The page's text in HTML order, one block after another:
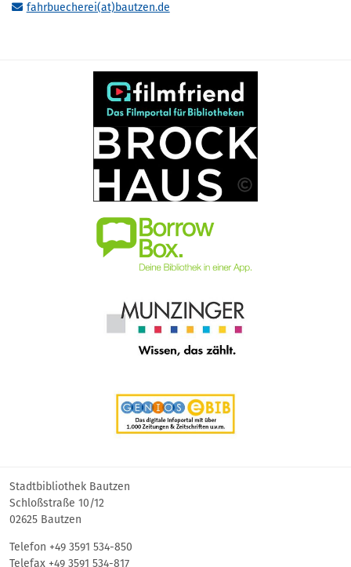
fahrbuecherei(at)bautzen.de
Stadtbibliothek Bautzen
Schloßstraße 10/12
02625 Bautzen
Telefon +49 3591 534-850
Telefax +49 3591 534-817